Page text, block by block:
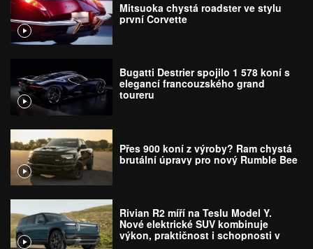
Mitsuoka chystá roadster ve stylu
první Corvette
Bugatti Destrier spojilo 1 578 koní s
elegancí francouzského grand
toureru
Přes 900 koní z výroby? Ram chystá
brutální úpravy pro nový Rumble Bee
Rivian R2 míří na Teslu Model Y.
Nové elektrické SUV kombinuje
výkon, praktičnost i schopnosti v